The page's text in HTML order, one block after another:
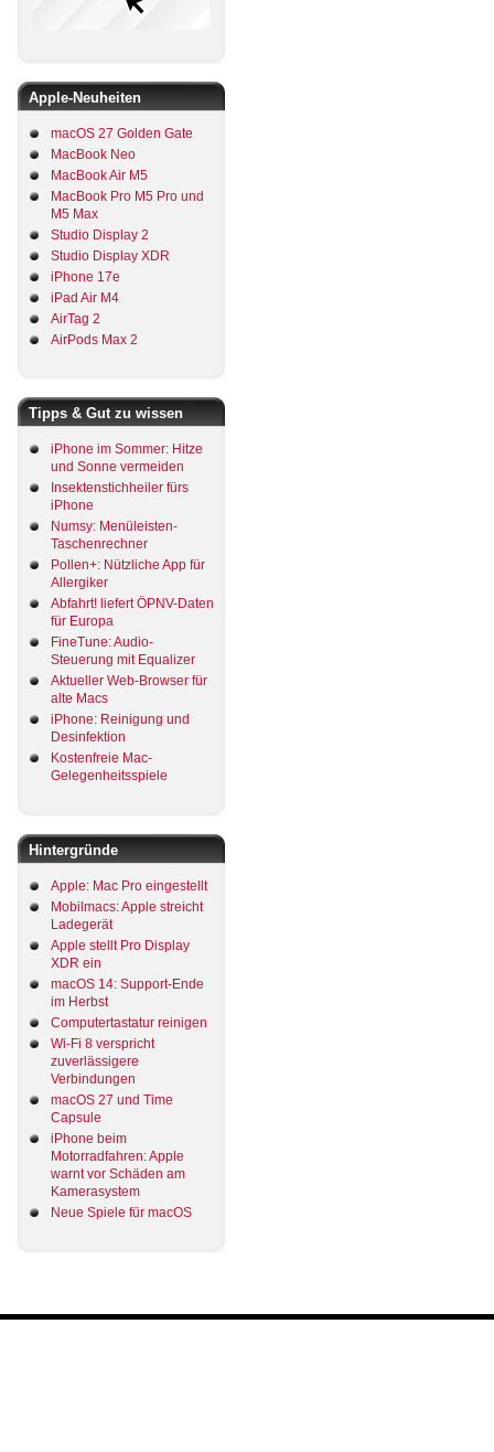
Apple-Neuheiten
macOS 27 Golden Gate
MacBook Neo
MacBook Air M5
MacBook Pro M5 Pro und
M5 Max
Studio Display 2
Studio Display XDR
iPhone 17e
iPad Air M4
AirTag 2
AirPods Max 2
Tipps & Gut zu wissen
iPhone im Sommer: Hitze
und Sonne vermeiden
Insektenstichheiler fürs
iPhone
Numsy: Menüleisten-
Taschenrechner
Pollen+: Nützliche App für
Allergiker
Abfahrt! liefert ÖPNV-Daten
für Europa
FineTune: Audio-
Steuerung mit Equalizer
Aktueller Web-Browser für
alte Macs
iPhone: Reinigung und
Desinfektion
Kostenfreie Mac-
Gelegenheitsspiele
Hintergründe
Apple: Mac Pro eingestellt
Mobilmacs: Apple streicht
Ladegerät
Apple stellt Pro Display
XDR ein
macOS 14: Support-Ende
im Herbst
Computertastatur reinigen
Wi-Fi 8 verspricht
zuverlässigere
Verbindungen
macOS 27 und Time
Capsule
iPhone beim
Motorradfahren: Apple
warnt vor Schäden am
Kamerasystem
Neue Spiele für macOS